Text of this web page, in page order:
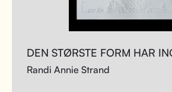
DEN STØRSTE FORM HAR
Randi Annie Strand